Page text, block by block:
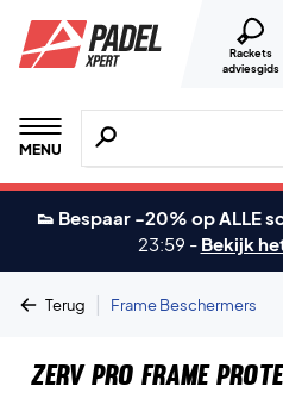
Rackets
adviesgids
MENU
Zoeken naar
👟 Bespaar -20% op ALLE
23:59 - Bekijk
Terug | Frame Beschermers
ZERV Pro Frame